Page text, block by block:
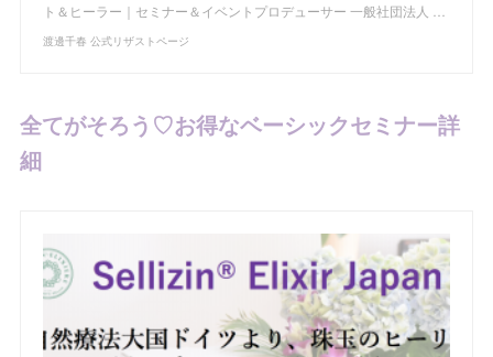
ト＆ヒーラー｜セミナー＆イベントプロデューサー 一般社団法人 …
渡邊千春 公式リザストページ
全てがそろう♡お得なベーシックセミナー詳
細